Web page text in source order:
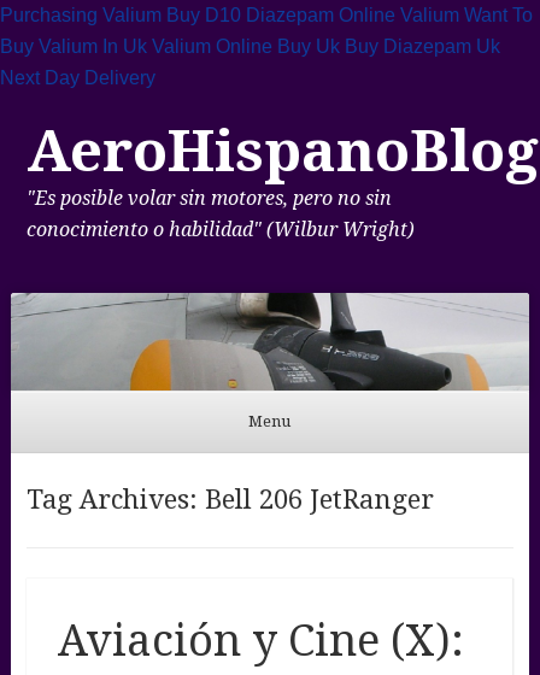
Purchasing Valium Buy D10 Diazepam Online Valium Want To
Buy Valium In Uk Valium Online Buy Uk Buy Diazepam Uk
Next Day Delivery
AeroHispanoBlog
"Es posible volar sin motores, pero no sin
conocimiento o habilidad" (Wilbur Wright)
Menu
Tag Archives: Bell 206 JetRanger
Aviación y Cine (X):